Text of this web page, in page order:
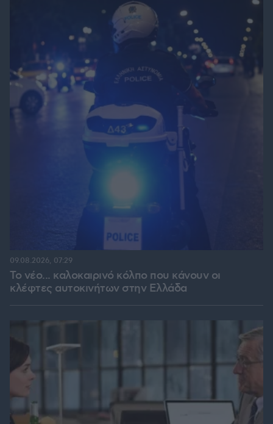
Το νέο... καλοκαιρινό κόλπο που κάνουν οι
κλέφτες αυτοκινήτων στην Ελλάδα
09.08.2026, 07:29